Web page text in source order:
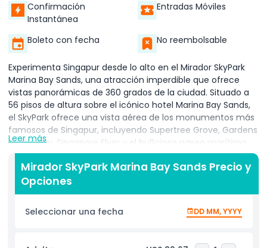
Confirmación
Instantánea
Entradas Móviles
Boleto con fecha No reembolsable
Experimenta Singapur desde lo alto en el Mirador SkyPark
Marina Bay Sands, una atracción imperdible que ofrece
vistas panorámicas de 360 grados de la ciudad. Situado a
56 pisos de altura sobre el icónico hotel Marina Bay Sands,
el SkyPark ofrece una vista aérea de los monumentos más
famosos de Singapur, incluyendo Supertree Grove, Gardens
by the Bay, Singapore Flyer y el bullicioso paseo marítimo
de Marina Bay. Este mirador al aire libre es el lugar perfecto
para tomar fotos impresionantes y presenciar el
impresionante contraste de la exuberante vegetación, las
maravillas arquitectónicas y las aguas brillantes que
definen la Ciudad León.
Mirador SkyPark Marina Bay Sands ofrece una nueva
Leer más
Mirador SkyPark Marina Bay Sands Precio y
Opciones
Seleccionar una fecha DD MM, YYYY